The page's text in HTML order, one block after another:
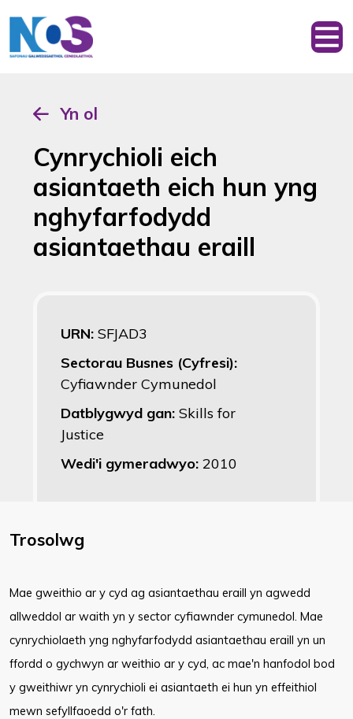
Yn ol
Cynrychioli eich
asiantaeth eich hun yng
nghyfarfodydd
asiantaethau eraill
URN: SFJAD3
Sectorau Busnes (Cyfresi):
Cyfiawnder Cymunedol
Datblygwyd gan: Skills for
Justice
Wedi'i gymeradwyo: 2010
Trosolwg
Mae gweithio ar y cyd ag asiantaethau eraill yn agwedd
allweddol ar waith yn y sector cyfiawnder cymunedol. Mae
cynrychiolaeth yng nghyfarfodydd asiantaethau eraill yn un
ffordd o gychwyn ar weithio ar y cyd, ac mae'n hanfodol bod
y gweithiwr yn cynrychioli ei asiantaeth ei hun yn effeithiol
mewn sefyllfaoedd o'r fath.